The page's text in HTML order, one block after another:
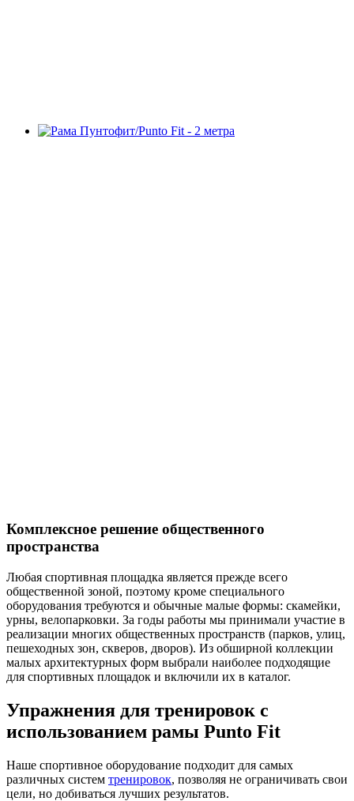
Комплексное решение общественного
пространства
Любая спортивная площадка является прежде всего
общественной зоной, поэтому кроме специального
оборудования требуются и обычные малые формы: скамейки,
урны, велопарковки. За годы работы мы принимали участие в
реализации многих общественных пространств (парков, улиц,
пешеходных зон, скверов, дворов). Из обширной коллекции
малых архитектурных форм выбрали наиболее подходящие
для спортивных площадок и включили их в каталог.
Упражнения для тренировок с
использованием рамы Punto Fit
Наше спортивное оборудование подходит для самых
различных систем тренировок, позволяя не ограничивать свои
цели, но добиваться лучших результатов.